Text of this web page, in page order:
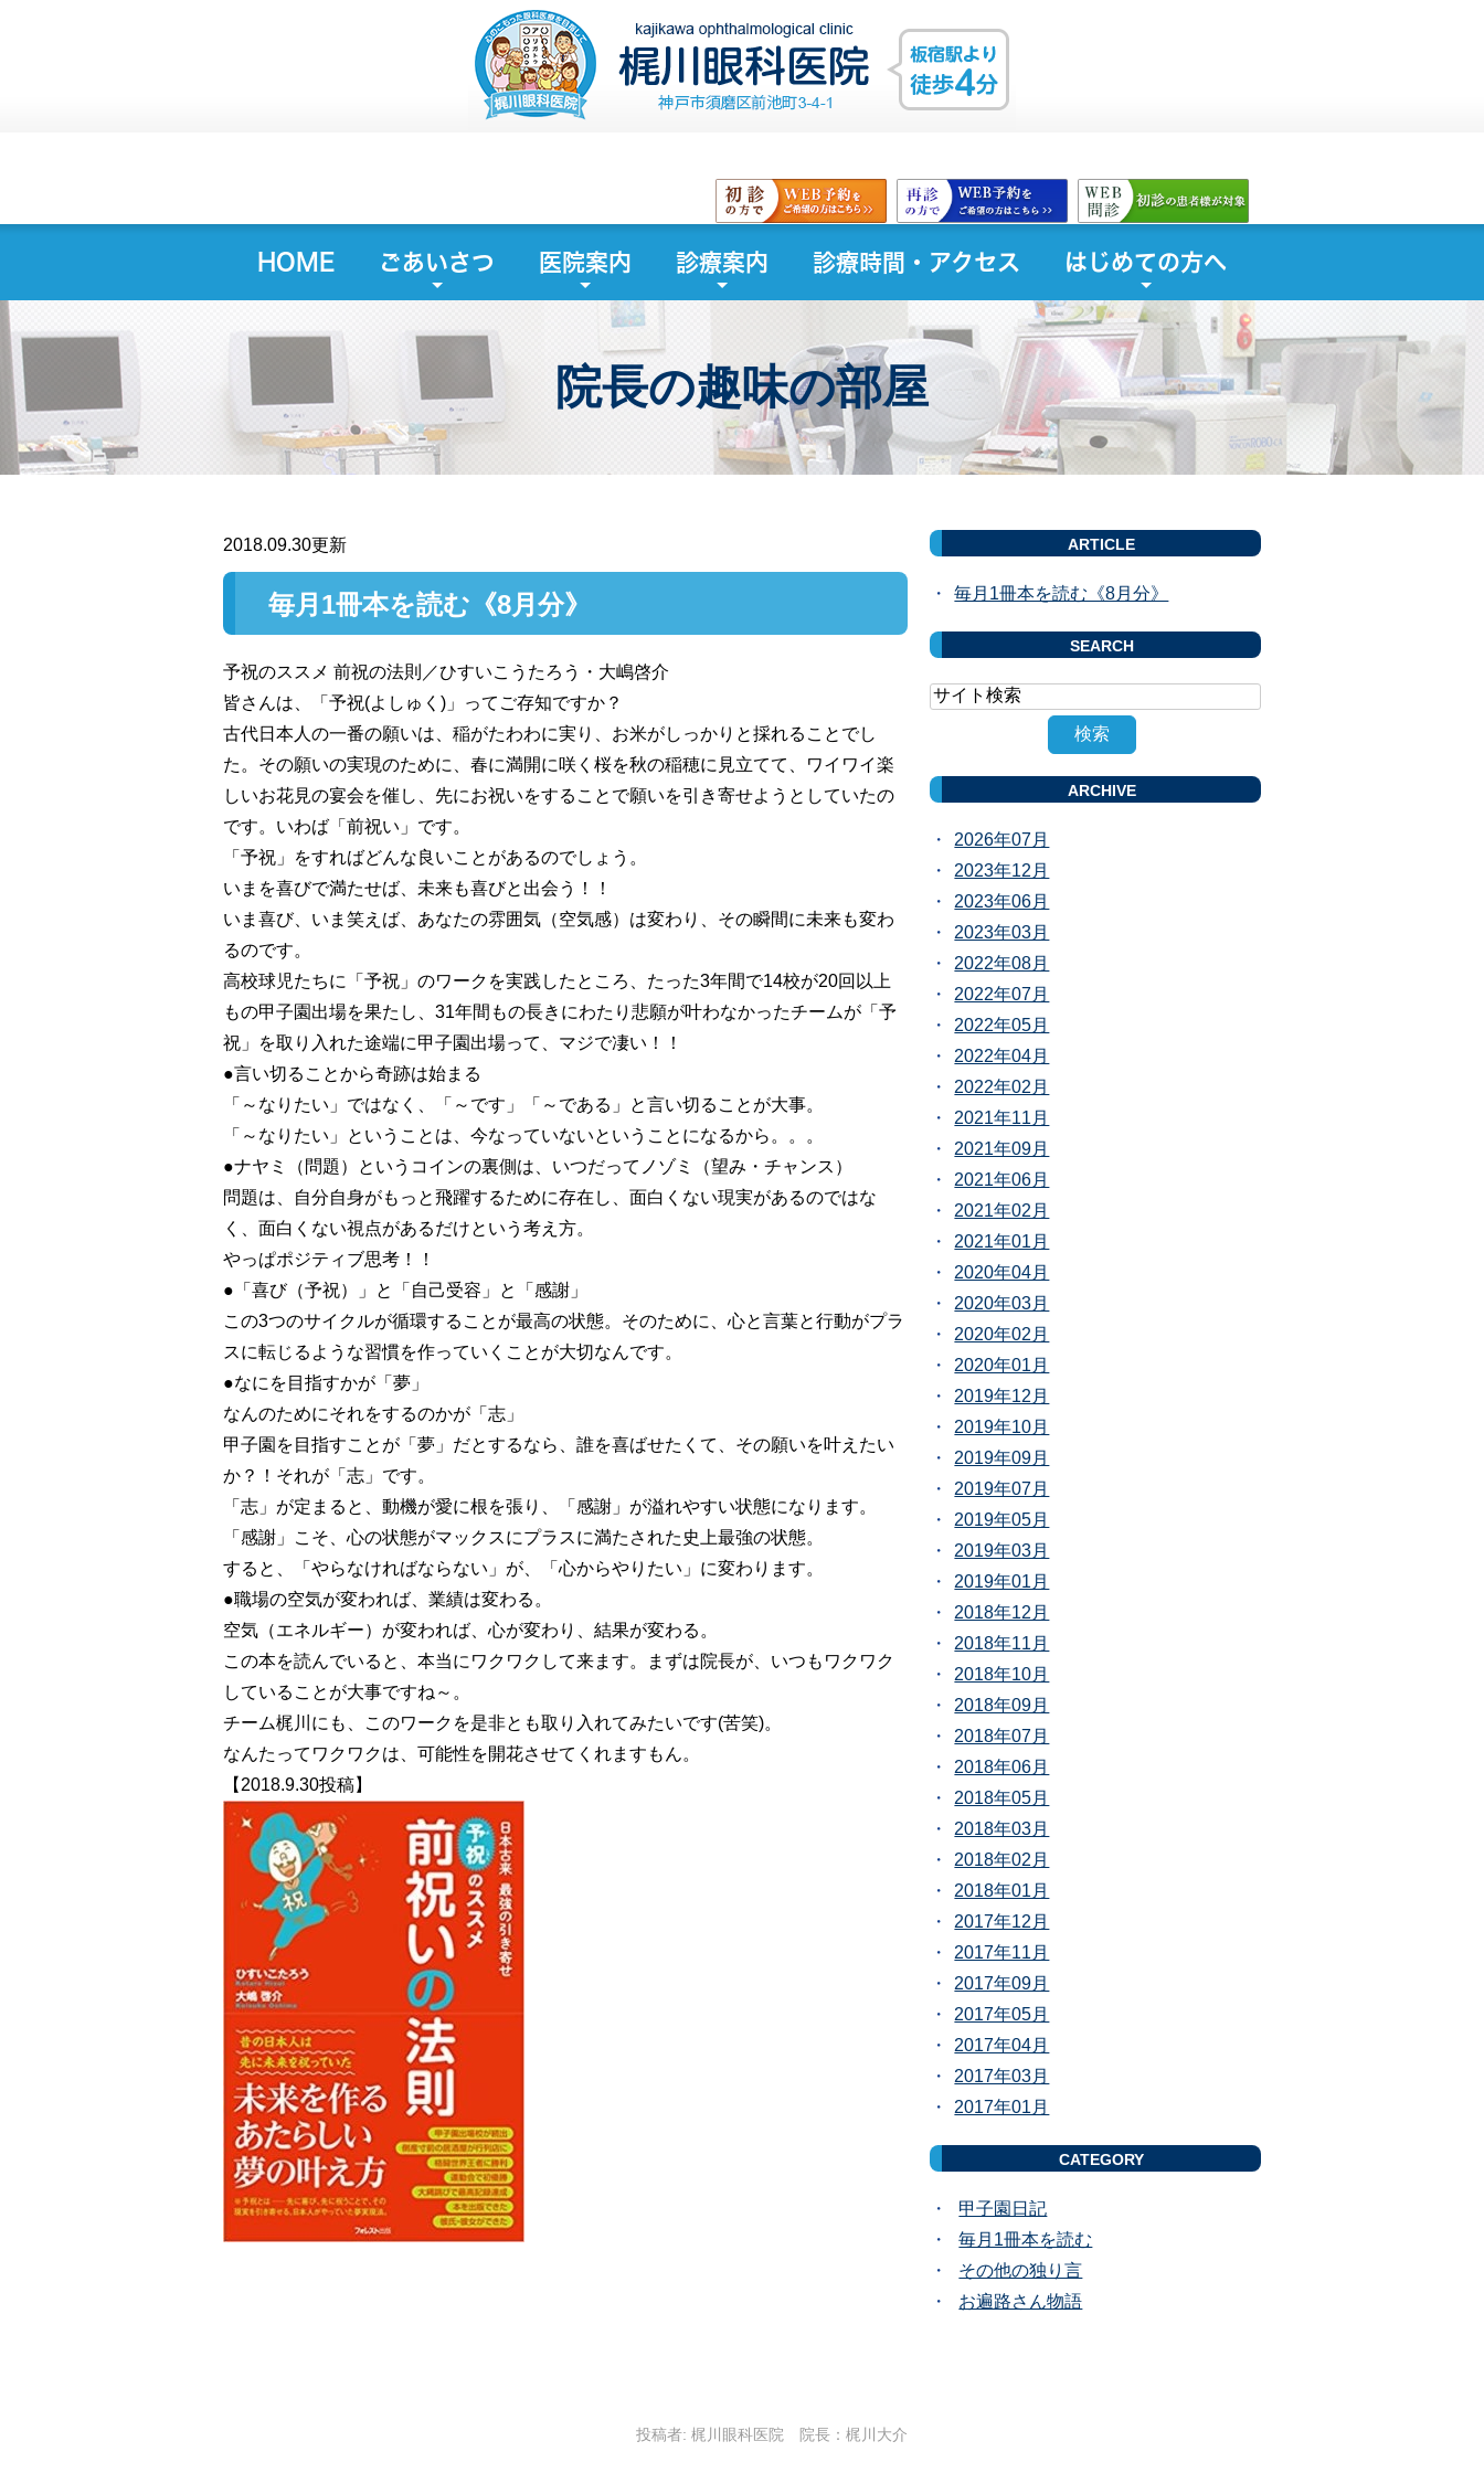
HOME ごあいさつ 医院案内 診療案内 診療時間・アクセス はじめての方へ
院長の趣味の部屋
2018.09.30更新
毎月1冊本を読む《8月分》
予祝のススメ 前祝の法則／ひすいこうたろう・大嶋啓介
皆さんは、「予祝(よしゅく)」ってご存知ですか？
古代日本人の一番の願いは、稲がたわわに実り、お米がしっかりと採れることでし
た。その願いの実現のために、春に満開に咲く桜を秋の稲穂に見立てて、ワイワイ楽
しいお花見の宴会を催し、先にお祝いをすることで願いを引き寄せようとしていたの
です。いわば「前祝い」です。
「予祝」をすればどんな良いことがあるのでしょう。
いまを喜びで満たせば、未来も喜びと出会う！！
いま喜び、いま笑えば、あなたの雰囲気（空気感）は変わり、その瞬間に未来も変わ
るのです。
高校球児たちに「予祝」のワークを実践したところ、たった3年間で14校が20回以上
もの甲子園出場を果たし、31年間もの長きにわたり悲願が叶わなかったチームが「予
祝」を取り入れた途端に甲子園出場って、マジで凄い！！
●言い切ることから奇跡は始まる
「～なりたい」ではなく、「～です」「～である」と言い切ることが大事。
「～なりたい」ということは、今なっていないということになるから。。。
●ナヤミ（問題）というコインの裏側は、いつだってノゾミ（望み・チャンス）
問題は、自分自身がもっと飛躍するために存在し、面白くない現実があるのではな
く、面白くない視点があるだけという考え方。
やっぱポジティブ思考！！
●「喜び（予祝）」と「自己受容」と「感謝」
この3つのサイクルが循環することが最高の状態。そのために、心と言葉と行動がプラ
スに転じるような習慣を作っていくことが大切なんです。
●なにを目指すかが「夢」
なんのためにそれをするのかが「志」
甲子園を目指すことが「夢」だとするなら、誰を喜ばせたくて、その願いを叶えたい
か？！それが「志」です。
「志」が定まると、動機が愛に根を張り、「感謝」が溢れやすい状態になります。
「感謝」こそ、心の状態がマックスにプラスに満たされた史上最強の状態。
すると、「やらなければならない」が、「心からやりたい」に変わります。
●職場の空気が変われば、業績は変わる。
空気（エネルギー）が変われば、心が変わり、結果が変わる。
この本を読んでいると、本当にワクワクして来ます。まずは院長が、いつもワクワク
していることが大事ですね～。
チーム梶川にも、このワークを是非とも取り入れてみたいです(苦笑)。
なんたってワクワクは、可能性を開花させてくれますもん。
【2018.9.30投稿】
投稿者: 梶川眼科医院 院長：梶川大介
ARTICLE
毎月1冊本を読む《8月分》
SEARCH
ARCHIVE
2026年07月
2023年12月
2023年06月
2023年03月
2022年08月
2022年07月
2022年05月
2022年04月
2022年02月
2021年11月
2021年09月
2021年06月
2021年02月
2021年01月
2020年04月
2020年03月
2020年02月
2020年01月
2019年12月
2019年10月
2019年09月
2019年07月
2019年05月
2019年03月
2019年01月
2018年12月
2018年11月
2018年10月
2018年09月
2018年07月
2018年06月
2018年05月
2018年03月
2018年02月
2018年01月
2017年12月
2017年11月
2017年09月
2017年05月
2017年04月
2017年03月
2017年01月
CATEGORY
甲子園日記
毎月1冊本を読む
その他の独り言
お遍路さん物語